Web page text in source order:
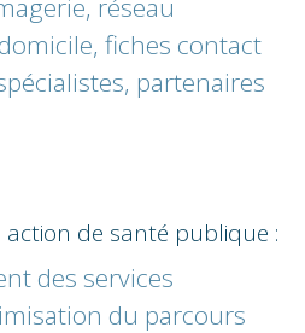
réseau
fiches contact
partenaires
action de santé publique :
des services
du parcours